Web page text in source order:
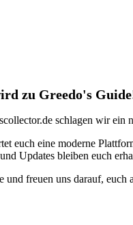
zu Greedo's
schlagen wir
euch eine moderne
Updates bleiben euch
und freuen uns darauf,